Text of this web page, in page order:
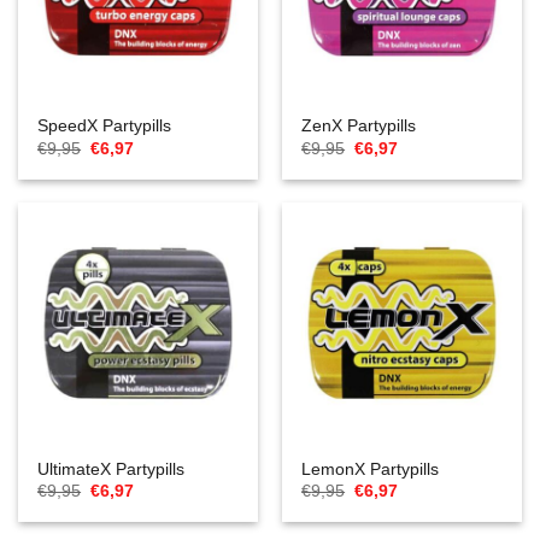
SpeedX Partypills
€9,95 Oorspronkelijke
prijs
was:
€6,97Huidige
is:
ZenX Partypills
€9,95 Oorspronkelijke
prijs
was:
€6,97Huidige
is:
UltimateX Partypills
€9,95 Oorspronkelijke
was:
€6,97Huidige
is:
LemonX Partypills
€9,95 Oorspronkelijke
was:
€6,97Huidige
is: